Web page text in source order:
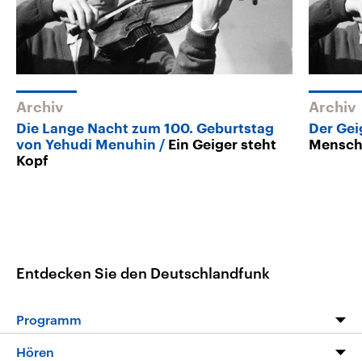
Archiv
Die Lange Nacht zum 100. Geburtstag
von Yehudi Menuhin
Ein Geiger steht
Kopf
Archiv
Der
Entdecken Sie den Deutschlandfunk
Programm
Programm
Hören